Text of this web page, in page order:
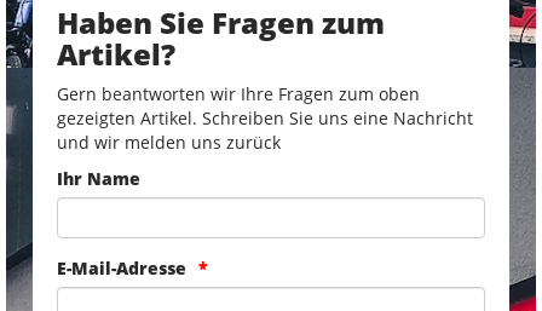
Haben Sie Fragen zum
Artikel?
Gern beantworten wir Ihre Fragen zum oben
gezeigten Artikel. Schreiben Sie uns eine Nachricht
und wir melden uns zurück
Ihr Name
E-Mail-Adresse